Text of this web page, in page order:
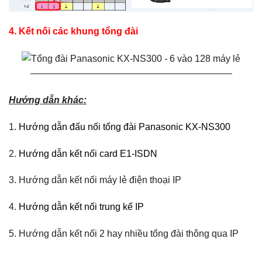
4. Kết nối các khung tổng đài
—————————————————————–
Hướng dẫn khác:
1. Hướng dẫn đấu nối tổng đài Panasonic KX-NS300
2. Hướng dẫn kết nối card E1-ISDN
3. Hướng dẫn kết nối máy lẻ điện thoại IP
4. Hướng dẫn kết nối trung kế IP
5. Hướng dẫn kết nối 2 hay nhiều tổng đài thông qua IP